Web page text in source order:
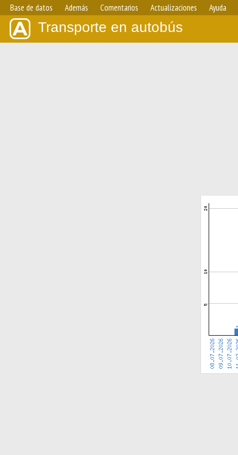
Base de datos Además Comentarios Actualizaciones Ayuda
Transporte en autobús